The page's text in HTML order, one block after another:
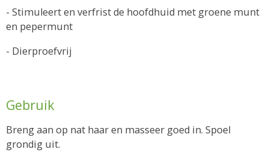
- Stimuleert en verfrist de hoofdhuid met groene munt
en pepermunt
- Dierproefvrij
Gebruik
Breng aan op nat haar en masseer goed in. Spoel
grondig uit.